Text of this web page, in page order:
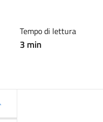
Tempo di lettura
3 min